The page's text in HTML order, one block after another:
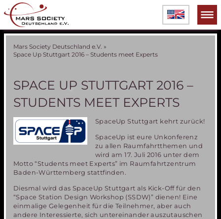
Mars Society Deutschland e.V. »
Space Up Stuttgart 2016 – Students meet Experts
SPACE UP STUTTGART 2016 –
STUDENTS MEET EXPERTS
SpaceUp Stuttgart kehrt zurück!
SpaceUp ist eure Unkonferenz
zu allen Raumfahrtthemen und
wird am 17. Juli 2016 unter dem
Motto “Students meet Experts” im Raumfahrtzentrum
Baden-Württemberg stattfinden.
Diesmal wird das SpaceUp Stuttgart als Kick-Off für den
“Space Station Design Workshop (SSDW)” dienen! Eine
einmalige Gelegenheit für die Teilnehmer, aber auch
andere Interessierte, sich untereinander auszutauschen